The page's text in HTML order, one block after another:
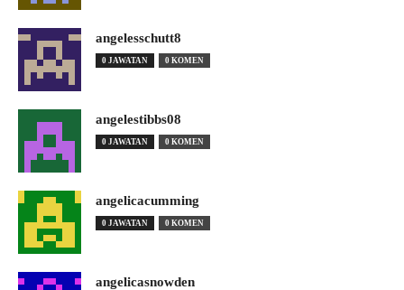
angelesschutt8
0 JAWATAN 0 KOMEN
angelestibbs08
0 JAWATAN 0 KOMEN
angelicacumming
0 JAWATAN 0 KOMEN
angelicasnowden